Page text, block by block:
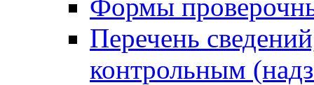
Формы
Перечень
контрольным